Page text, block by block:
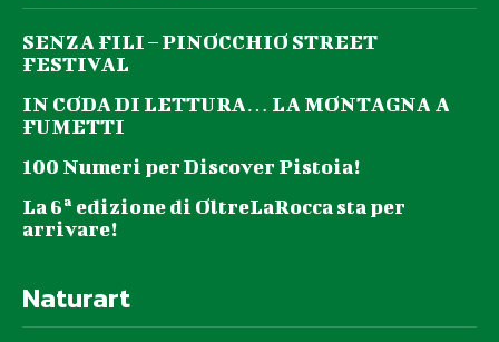
SENZA FILI – PINOCCHIO STREET
FESTIVAL
IN CODA DI LETTURA… LA MONTAGNA A
FUMETTI
100 Numeri per Discover Pistoia!
La 6ª edizione di OltreLaRocca sta per
arrivare!
Naturart